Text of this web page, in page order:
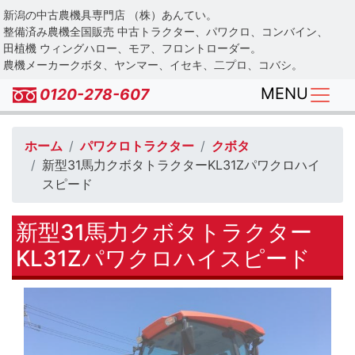
Skip
to
main
content
新潟の中古農機具専門店 （株）あんてい。
整備済み農機全国販売 中古トラクター、パワクロ、コンバイン、
田植機 ウィングハロー、モア、フロントローダー。
農機メーカークボタ、ヤンマー、イセキ、二プロ、コバシ。
0120-278-607 MENU
ホーム パワクロトラクター
クボタ
新型31馬力クボタトラクターKL31Zパワクロハイ
スピード
新型31馬力クボタトラクター
KL31Zパワクロハイスピード